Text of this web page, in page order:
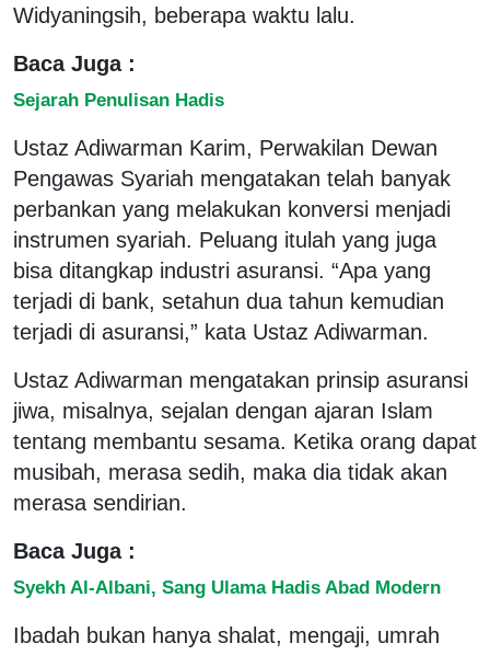
Widyaningsih, beberapa waktu lalu.
Baca Juga :
Sejarah Penulisan Hadis
Ustaz Adiwarman Karim, Perwakilan Dewan
Pengawas Syariah mengatakan telah banyak
perbankan yang melakukan konversi menjadi
instrumen syariah. Peluang itulah yang juga
bisa ditangkap industri asuransi. “Apa yang
terjadi di bank, setahun dua tahun kemudian
terjadi di asuransi,” kata Ustaz Adiwarman.
Ustaz Adiwarman mengatakan prinsip asuransi
jiwa, misalnya, sejalan dengan ajaran Islam
tentang membantu sesama. Ketika orang dapat
musibah, merasa sedih, maka dia tidak akan
merasa sendirian.
Baca Juga :
Syekh Al-Albani, Sang Ulama Hadis Abad Modern
Ibadah bukan hanya shalat, mengaji, umrah